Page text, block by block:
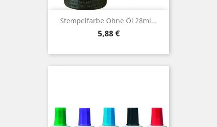
Stempelfarbe Ohne Öl 28ml...
Preis
5,88 €